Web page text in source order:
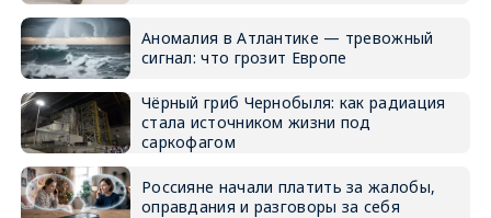
Аномалия в Атлантике — тревожный
сигнал: что грозит Европе
Чёрный гриб Чернобыля: как радиация
стала источником жизни под
саркофагом
Россияне начали платить за жалобы,
оправдания и разговоры за себя